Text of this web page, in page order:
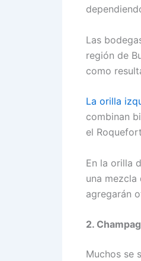
Las
región de
como
La orilla
combinan
el
En la orilla
una mezcla
agregarán
2.
Muchos se